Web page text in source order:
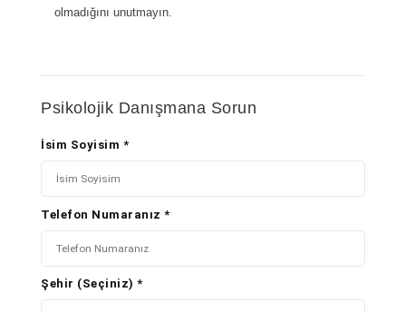
olmadığını unutmayın.
Psikolojik Danışmana Sorun
İsim Soyisim *
Telefon Numaranız *
Şehir (Seçiniz) *